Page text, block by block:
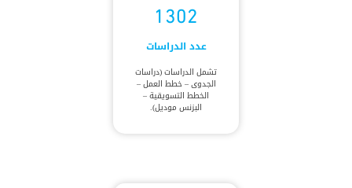
1302
عدد الدراسات
تشمل الدراسات (دراسات
الجدوى – خطط العمل –
الخطط التسويقية –
البزنس موديل).